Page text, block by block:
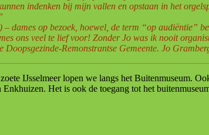
indenken bij mijn vallen en opstaan in het
dames op bezoek, hoewel, de term “op audiëntie”
ons veel te lief voor! Zonder Jo was ik nooit
Remonstrantse Gemeente. Jo
IJsselmeer lopen we langs het Buitenmuseum.
Het is ook de toegang tot het